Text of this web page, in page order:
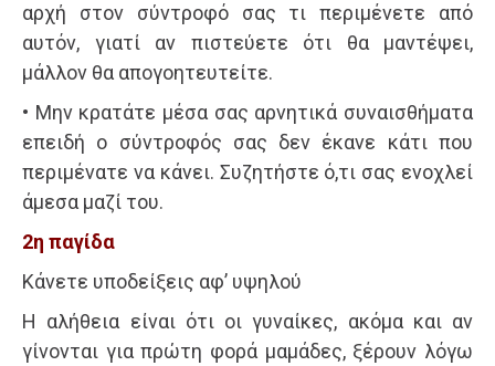
αρχή στον σύντροφό σας τι περιμένετε από
αυτόν, γιατί αν πιστεύετε ότι θα μαντέψει,
μάλλον θα απογοητευτείτε.
• Μην κρατάτε μέσα σας αρνητικά συναισθήματα
επειδή ο σύντροφός σας δεν έκανε κάτι που
περιμένατε να κάνει. Συζητήστε ό,τι σας ενοχλεί
άμεσα μαζί του.
2η παγίδα
Κάνετε υποδείξεις αφ’ υψηλού
Η αλήθεια είναι ότι οι γυναίκες, ακόμα και αν
γίνονται για πρώτη φορά μαμάδες, ξέρουν λόγω